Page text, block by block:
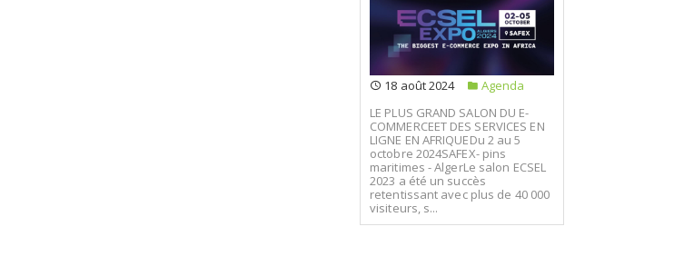
18 août 2024
Agenda
LE PLUS GRAND SALON DU E-
COMMERCEET DES SERVICES EN
LIGNE EN AFRIQUEDu 2 au 5
octobre 2024SAFEX- pins
maritimes - AlgerLe salon ECSEL
2023 a été un succès
retentissant avec plus de 40 000
visiteurs, s...